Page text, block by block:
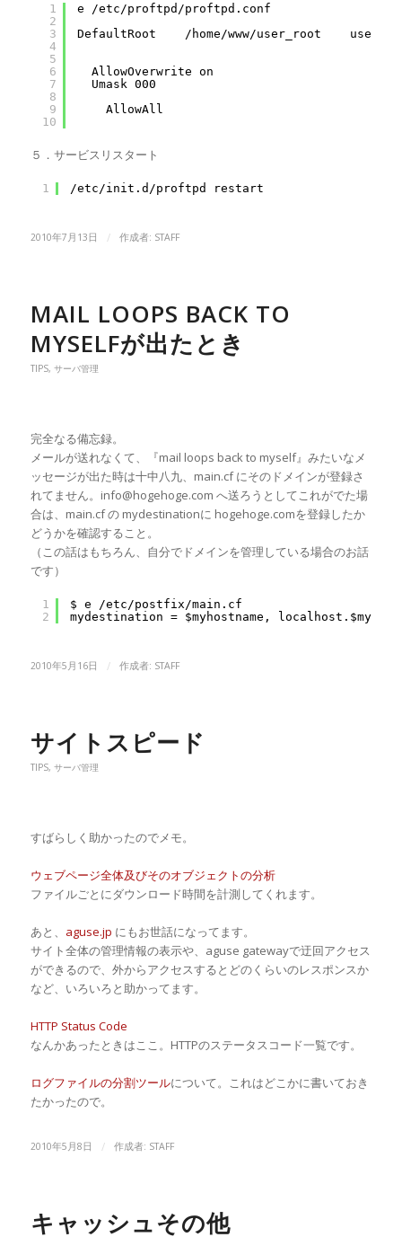
1
2
3
4
5
6
7
8
9
10
e /etc/proftpd/proftpd.conf
DefaultRoot    /home/www/user_root
AllowOverwrite on
Umask 000
AllowAll
５．サービスリスタート
1 /etc/init.d/proftpd restart
2010年7月13日 / 作成者: STAFF
MAIL LOOPS BACK TO
MYSELFが出たとき
TIPS, サーバ管理
完全なる備忘録。
メールが送れなくて、『mail loops back to myself』みたいなメ
ッセージが出た時は十中八九、main.cf にそのドメインが登録さ
れてません。info@hogehoge.com へ送ろうとしてこれがでた場
合は、main.cf の mydestinationに hogehoge.comを登録したか
どうかを確認すること。
（この話はもちろん、自分でドメインを管理している場合のお話
です）
1
2
$ e /etc/postfix/main .cf
mydestination = $myhostname,
2010年5月16日 / 作成者: STAFF
サイトスピード
TIPS, サーバ管理
すばらしく助かったのでメモ。
ウェブページ全体及びそのオブジェクトの分析
ファイルごとにダウンロード時間を計測してくれます。
あと、 aguse.jp にもお世話になってます。
サイト全体の管理情報の表示や、aguse gatewayで迂回アクセス
ができるので、外からアクセスするとどのくらいのレスポンスか
など、いろいろと助かってます。
HTTP Status Code
なんかあったときはここ。HTTPのステータスコード一覧です。
ログファイルの分割ツールについて。これはどこかに書いておき
たかったので。
2010年5月8日 / 作成者: STAFF
キャッシュその他